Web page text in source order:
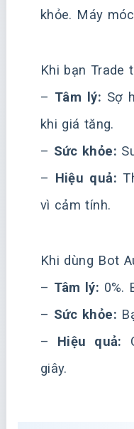
khỏe. Máy
Khi bạn Trade
– Tâm lý: Sợ
khi giá tăng.
– Sức khỏe:
– Hiệu quả:
vì cảm tính.
Khi dùng Bot
– Tâm lý: 0%.
– Sức khỏe:
– Hiệu quả:
giây.